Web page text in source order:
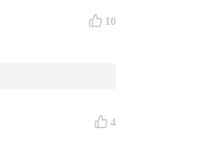
，你的发现可能出现
思考养料。
、
10
4